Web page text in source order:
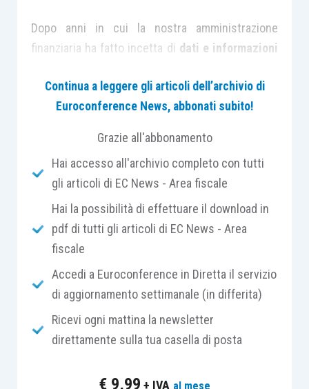
Dopo anni in cui la nostra amministrazione
finanziaria ha fatto incetta di dati e informazioni
quotidianamente dalla fatturazione elettronica –
è arrivato il momento dimettere a frutto questo
Si tratta ovviamente ditrattare e analizzare
grandi volumi di datie di informazioni che
devono essere incrociate fra di loro al fine di
poter identificare, sulla base di
di evasione fiscale, liste di contribuenti,
orientando e ottimizzando le attività di
ultimi.
Continua a leggere gli articoli dell’archivio di
Euroconference News, abbonati subito!
Grazie all'abbonamento
Hai accesso all'archivio completo con tutti
gli articoli di EC News - Area fiscale
Hai la possibilità di effettuare il download in
pdf di tutti gli articoli di EC News - Area
fiscale
Accedi a Euroconference in Diretta il servizio
di aggiornamento settimanale (in differita)
Ricevi ogni mattina la newsletter
direttamente sulla tua casella di posta
€ 9,99 + IVA al mese